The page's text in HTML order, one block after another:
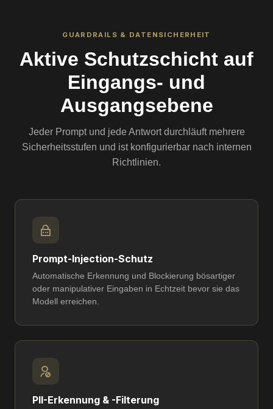
GUARDRAILS & DATENSICHERHEIT
Aktive Schutzschicht auf
Eingangs- und
Ausgangsebene
Jeder Prompt und jede Antwort durchläuft mehrere
Sicherheitsstufen und ist konfigurierbar nach internen
Richtlinien.
Prompt-Injection-Schutz
Automatische Erkennung und Blockierung bösartiger
oder manipulativer Eingaben in Echtzeit bevor sie das
Modell erreichen.
PII-Erkennung & -Filterung